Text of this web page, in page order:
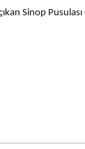
Sinop Pusulası